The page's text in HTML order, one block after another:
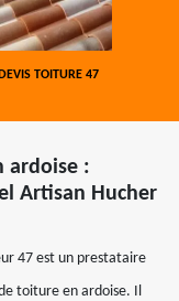
DEVIS TOITURE 47
ardoise :
Artisan Hucher
47 est un prestataire
toiture en ardoise. Il